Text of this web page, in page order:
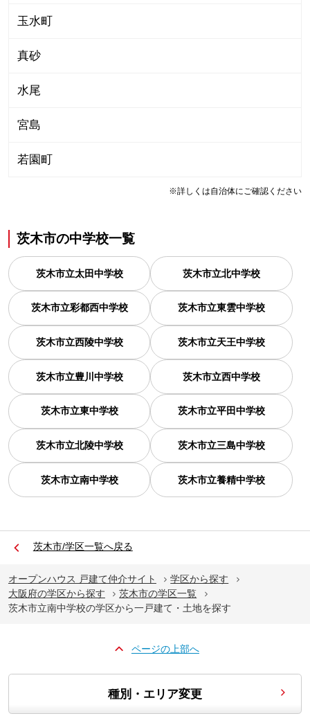
玉水町
真砂
水尾
宮島
若園町
※詳しくは自治体にご確認ください
茨木市の中学校一覧
茨木市立太田中学校 茨木市立北中学校
茨木市立彩都西中学校 茨木市立東雲中学校
茨木市立西陵中学校 茨木市立天王中学校
茨木市立豊川中学校 茨木市立西中学校
茨木市立東中学校 茨木市立平田中学校
茨木市立北陵中学校 茨木市立三島中学校
茨木市立南中学校 茨木市立養精中学校
茨木市/学区一覧へ戻る
オープンハウス 戸建て仲介サイト
学区から探す
大阪府の学区から探す
茨木市の学区一覧
茨木市立南中学校の学区から一戸建て・土地を探す
ページの上部へ
種別・エリア変更